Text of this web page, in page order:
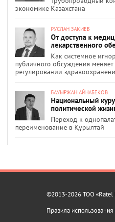
экономике Казахстана
РУСЛАН ЗАКИЕВ
От доступа к
лекарственного
Как системное
публичного обсуждения
регулировании
БАУЫРЖАН АЙНАБЕКОВ
Национальный
политической
Переход к
переименование в Құрылтай
©2013-2026 ТОО «Ratel
Правила использования